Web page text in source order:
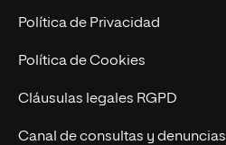
Postgrados
Cursos Universitarios
Trabaja en UNIR
Actualidad
UNIR Revista
Eventos
Política de Privacidad
Política de Cookies
Cláusulas legales RGPD
Canal de consultas y denuncias